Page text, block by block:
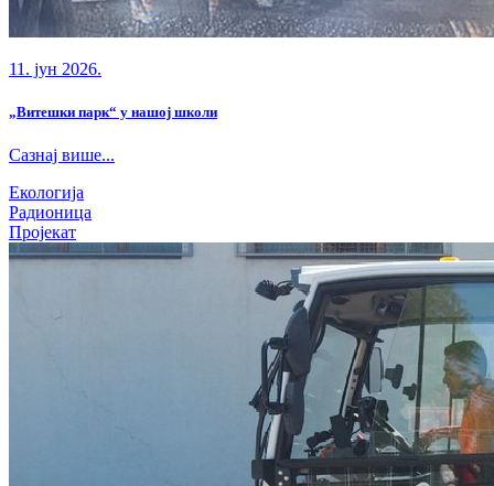
11. јун 2026.
„Витешки парк“ у нашој школи
Сазнај више...
Екологија
Радионица
Пројекат